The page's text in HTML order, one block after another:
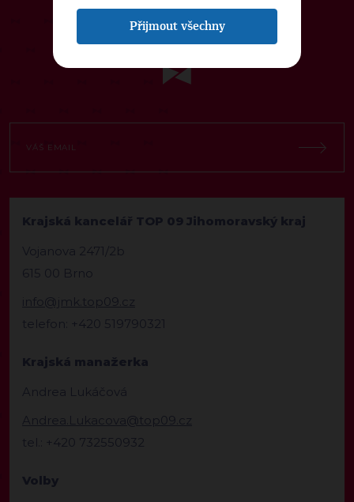
ODEBÍREJTE NÁŠ TOPOVÝ
NEWSLETTER
Krajská kancelář TOP 09 Jihomoravský kraj
Vojanova 2471/2b
615 00 Brno
info@jmk.top09.cz
telefon: +420 519790321
Krajská manažerka
Andrea Lukáčová
Andrea.Lukacova@top09.cz
tel.: +420 732550932
Volby
Přijmout všechny